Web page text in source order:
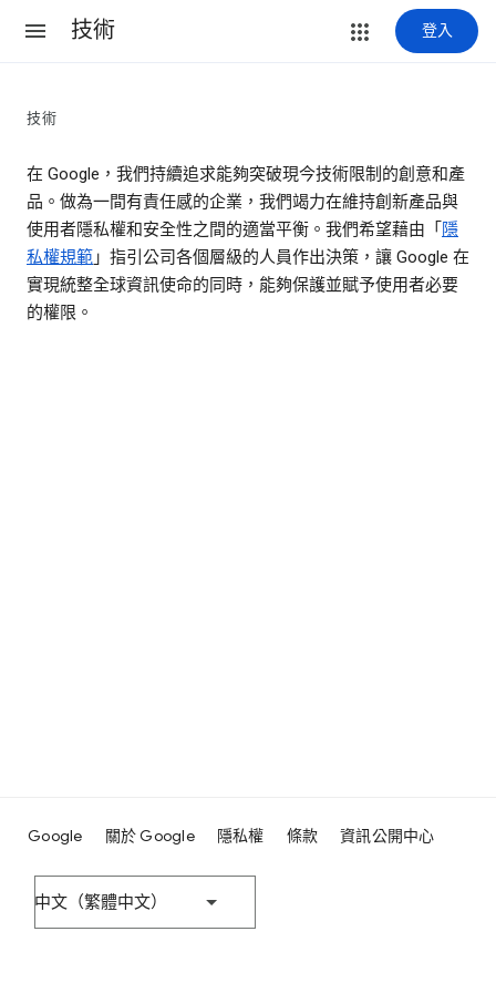
技術 登入
技術
在 Google，我們持續追求能夠突破現今技術限制的創意和產
品。做為一間有責任感的企業，我們竭力在維持創新產品與
使用者隱私權和安全性之間的適當平衡。我們希望藉由「 隱
私權規範 」指引公司各個層級的人員作出決策，讓 Google 在
實現統整全球資訊使命的同時，能夠保護並賦予使用者必要
的權限。
Google 關於 Google 隱私權 條款 資訊公開中心
中文（繁體中文）